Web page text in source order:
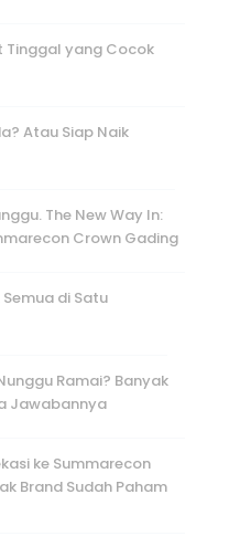
Tinggal yang Cocok
Atau Siap Naik
The New Way In:
Crown Gading
Semua di Satu
Ramai? Banyak
Jawabannya
ke Summarecon
Brand Sudah Paham